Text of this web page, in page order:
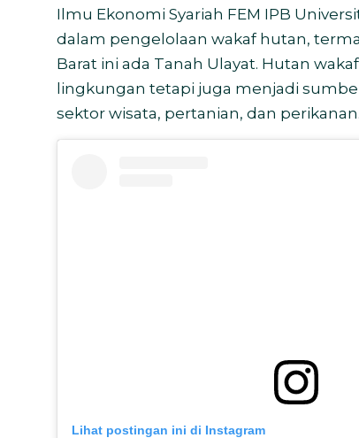
Ilmu Ekonomi Syariah FEM IPB
dalam pengelolaan wakaf hutan,
Barat ini ada Tanah Ulayat. Hutan
lingkungan tetapi juga menjadi
sektor wisata, pertanian, dan
Lihat postingan ini di Instagram